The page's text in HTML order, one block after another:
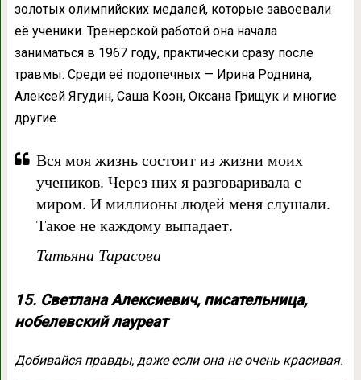
золотых олимпийских медалей, которые завоевали
её ученики. Тренерской работой она начала
заниматься в 1967 году, практически сразу после
травмы. Среди её подопечных — Ирина Роднина,
Алексей Ягудин, Саша Коэн, Оксана Грищук и многие
другие.
Вся моя жизнь состоит из жизни моих
учеников. Через них я разговаривала с
миром. И миллионы людей меня слушали.
Такое не каждому выпадает.
Татьяна Тарасова
15. Светлана Алексиевич, писательница,
нобелевский лауреат
Добивайся правды, даже если она не очень красивая.